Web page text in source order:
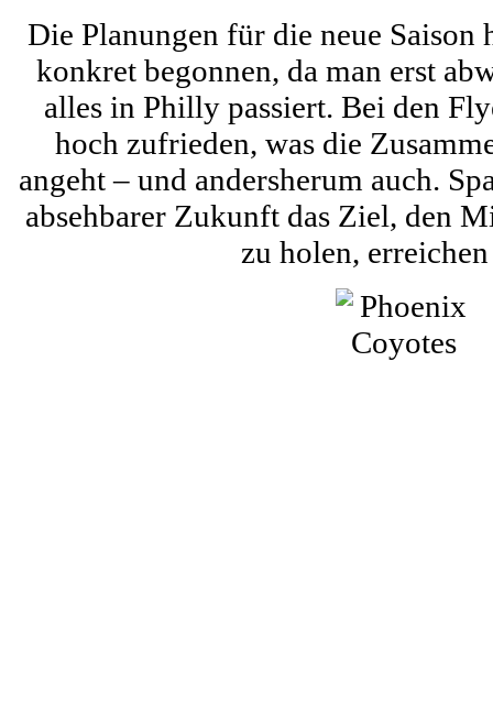
Die Planungen für die neue Saison
konkret begonnen, da man erst
alles in Philly passiert. Bei den
hoch zufrieden, was die
angeht – und andersherum auch.
absehbarer Zukunft das Ziel, den
zu holen,